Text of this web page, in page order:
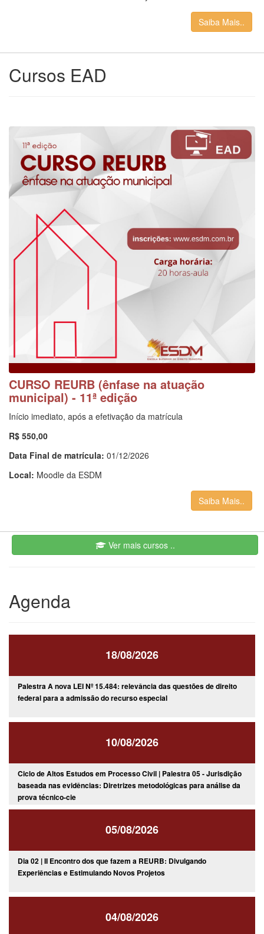
Saiba Mais..
Cursos EAD
CURSO REURB (ênfase na atuação
municipal) - 11ª edição
Início imediato, após a efetivação da matrícula
R$ 550,00
Data Final de matrícula: 01/12/2026
Local: Moodle da ESDM
Saiba Mais..
Ver mais cursos ..
Agenda
18/08/2026
Palestra A nova LEI Nº 15.484: relevância das questões de direito
federal para a admissão do recurso especial
10/08/2026
Ciclo de Altos Estudos em Processo Civil | Palestra 05 - Jurisdição
baseada nas evidências: Diretrizes metodológicas para análise da
prova técnico-cie
05/08/2026
Dia 02 | II Encontro dos que fazem a REURB: Divulgando
Experiências e Estimulando Novos Projetos
04/08/2026